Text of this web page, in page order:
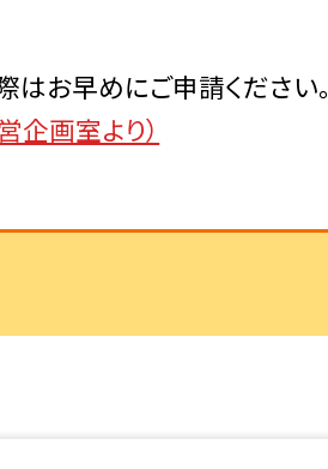
お早めにご申請ください。
画室より）